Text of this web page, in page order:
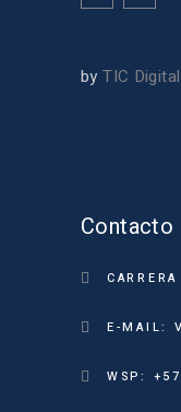
byTIC
Contacto
E-MAIL:
WSP: